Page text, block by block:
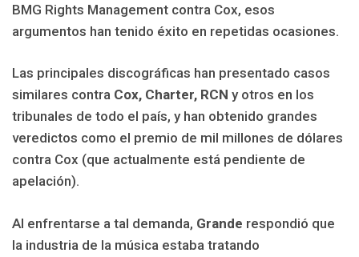
BMG Rights Management contra Cox, esos
argumentos han tenido éxito en repetidas ocasiones.
Las principales discográficas han presentado casos
similares contra Cox, Charter, RCN y otros en los
tribunales de todo el país, y han obtenido grandes
veredictos como el premio de mil millones de dólares
contra Cox (que actualmente está pendiente de
apelación).
Al enfrentarse a tal demanda, Grande respondió que
la industria de la música estaba tratando